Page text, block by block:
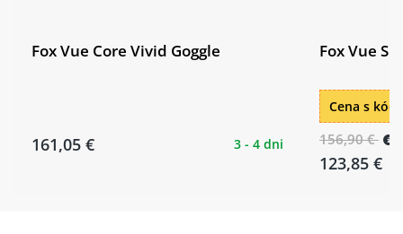
Fox Vue Core Vivid Goggle
161,05 € 3 - 4 dni
Fox Vue
Cena s
156,90 €
123,85 €